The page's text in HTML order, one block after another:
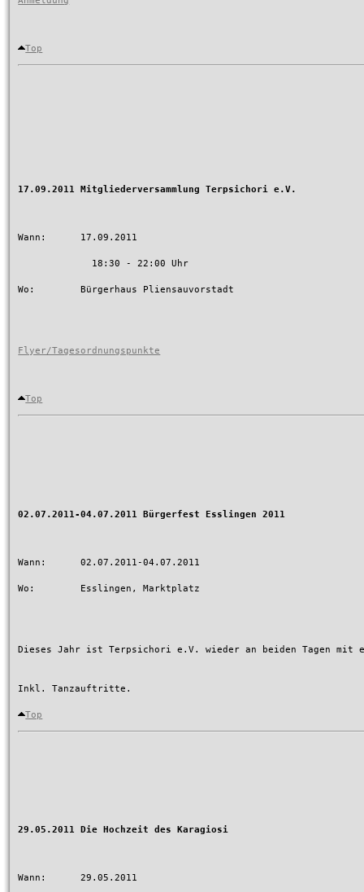
Top
17.09.2011 Mitgliederversammlung Terpsichori e.V.
Wann:      17.09.2011
Wo:        Bürgerhaus Pliensauvorstadt
Flyer/Tagesordnungspunkte
Top
02.07.2011-04.07.2011 Bürgerfest Esslingen 2011
Wann:      02.07.2011-04.07.2011
Wo:        Esslingen, Marktplatz
Dieses Jahr ist Terpsichori e.V. wieder an beiden Tagen mit
Inkl. Tanzauftritte.
Top
29.05.2011 Die Hochzeit des Karagiosi
Wann:      29.05.2011